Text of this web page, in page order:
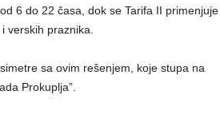
6 do 22 časa, dok se Tarifa II primenjuje
verskih praznika.
sa ovim rešenjem, koje stupa na
Prokuplja”.